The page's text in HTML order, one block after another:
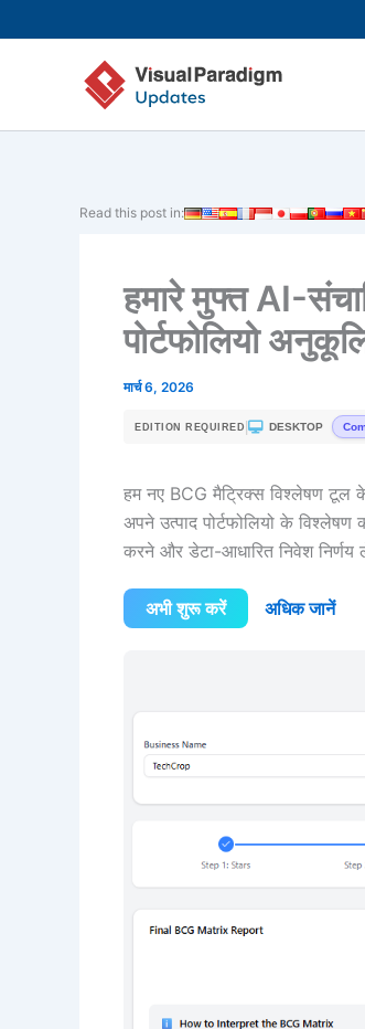
to
Read this post in:
हमारे मुफ्त AI-
पोर्टफोलियो
मार्च 6, 2026
EDITION REQUIRED DESKTOP
हम नए BCG मैट्रिक्स विश्लेषण टूल
अपने उत्पाद पोर्टफोलियो के विश्लेषण
करने और डेटा-आधारित निवेश
अभी शुरू करें अधिक जानें